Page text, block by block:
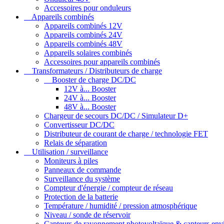
Accessoires pour onduleurs
Appareils combinés
Appareils combinés 12V
Appareils combinés 24V
Appareils combinés 48V
Appareils solaires combinés
Accessoires pour appareils combinés
Transformateurs / Distributeurs de charge
Booster de charge DC/DC
12V à... Booster
24V à... Booster
48V à... Booster
Chargeur de secours DC/DC / Simulateur D+
Convertisseur DC/DC
Distributeur de courant de charge / technologie FET
Relais de séparation
Utilisation / surveillance
Moniteurs à piles
Panneaux de commande
Surveillance du système
Compteur d'énergie / compteur de réseau
Protection de la batterie
Température / humidité / pression atmosphérique
Niveau / sonde de réservoir